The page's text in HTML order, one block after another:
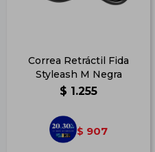
Correa Retráctil Fida
Styleash M Negra
$ 1.255
$ 907